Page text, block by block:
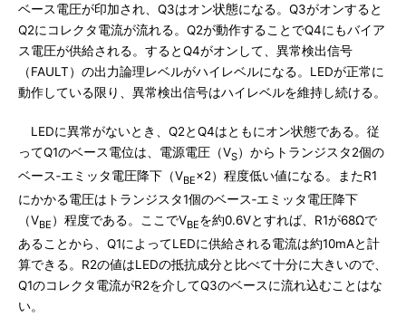
ベース電圧が印加され、Q3はオン状態になる。Q3がオンすると
Q2にコレクタ電流が流れる。Q2が動作することでQ4にもバイア
ス電圧が供給される。するとQ4がオンして、異常検出信号
（FAULT）の出力論理レベルがハイレベルになる。LEDが正常に
動作している限り、異常検出信号はハイレベルを維持し続ける。
LEDに異常がないとき、Q2とQ4はともにオン状態である。従
ってQ1のベース電位は、電源電圧（VS）からトランジスタ2個の
ベース‐エミッタ電圧降下（VBE×2）程度低い値になる。またR1
にかかる電圧はトランジスタ1個のベース‐エミッタ電圧降下
（VBE ）程度である。ここでVBEを約0.6Vとすれば、R1が68Ωで
あることから、Q1によってLEDに供給される電流は約10mAと計
算できる。R2の値はLEDの抵抗成分と比べて十分に大きいので、
Q1のコレクタ電流がR2を介してQ3のベースに流れ込むことはな
い。